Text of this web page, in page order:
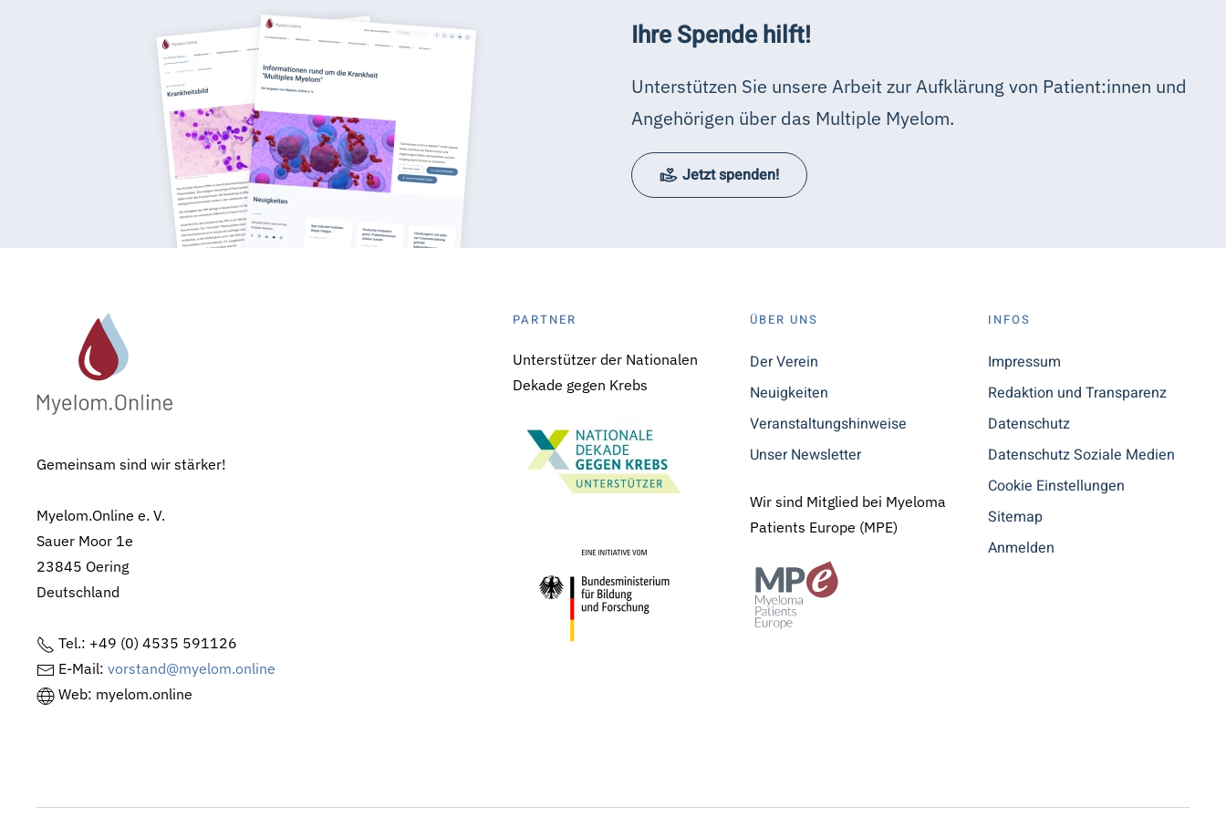
Ihre Spende hilft!
Unterstützen Sie unsere Arbeit zur Aufklärung von Patient:innen und
Angehörigen über das Multiple Myelom.
Jetzt spenden!
Gemeinsam sind wir stärker!
Myelom.Online e. V.
Sauer Moor 1e
23845 Oering
Deutschland
Tel.: +49 (0) 4535 591126
E-Mail: vorstand@myelom.online
Web: myelom.online
PARTNER
Unterstützer der Nationalen
Dekade gegen Krebs
ÜBER UNS
Der Verein
Neuigkeiten
Veranstaltungshinweise
Unser Newsletter
Wir sind Mitglied bei Myeloma
Patients Europe (MPE)
INFOS
Impressum
Redaktion und Transparenz
Datenschutz
Datenschutz Soziale Medien
Cookie Einstellungen
Sitemap
Anmelden